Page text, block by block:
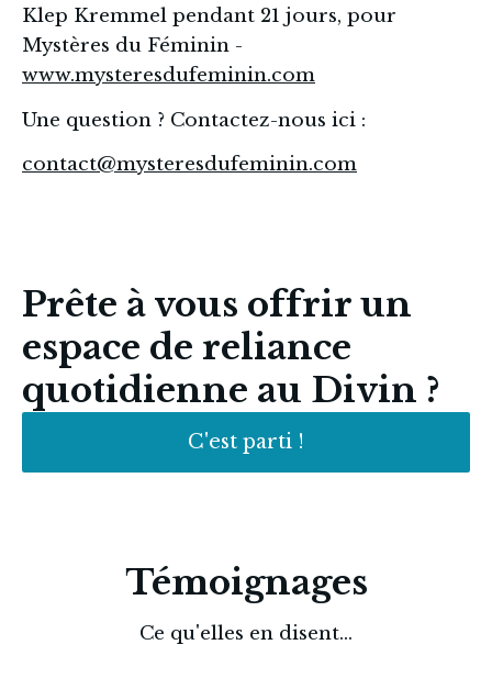
Klep Kremmel pendant 21 jours, pour
www.mysteresdufeminin.com
Une question ? Contactez-nous ici :
contact@mysteresdufeminin.com
Prête à vous offrir un
espace de reliance
quotidienne au Divin ?
C'est parti !
Témoignages
Ce qu'elles en disent...